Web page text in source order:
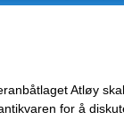
Atløy skal
for å